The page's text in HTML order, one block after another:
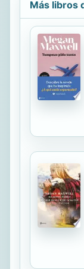
Más libros